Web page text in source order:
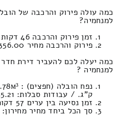
למנחמיה?
זמן פירוק והרכבה 46 דקות 5 שניות
פירוק והרכבה מחיר 356.00
למנחמיה ?
ק”ג. / עבודות סבלות: 1355.21 ₪
זמן נסיעה בין ערים 57 דקות / מחיר נסיעה 594.16 שקל
סך הכל ביחד מחיר מחירון: 2374.53 שח